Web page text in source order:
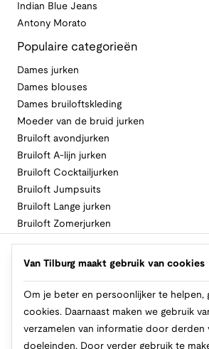
Indian Blue Jeans
Antony Morato
Populaire categorieën
Dames jurken
Dames blouses
Dames bruiloftskleding
Moeder van de bruid jurken
Bruiloft avondjurken
Bruiloft A-lijn jurken
Bruiloft Cocktailjurken
Bruiloft Jumpsuits
Bruiloft Lange jurken
Bruiloft Zomerjurken
Volg Van Tilburg
Van Tilburg maakt gebruik van cookies
Om je beter en persoonlijker te helpen,
cookies. Daarnaast maken we gebruik
verzamelen van informatie door derden
doeleinden. Door verder gebruik te